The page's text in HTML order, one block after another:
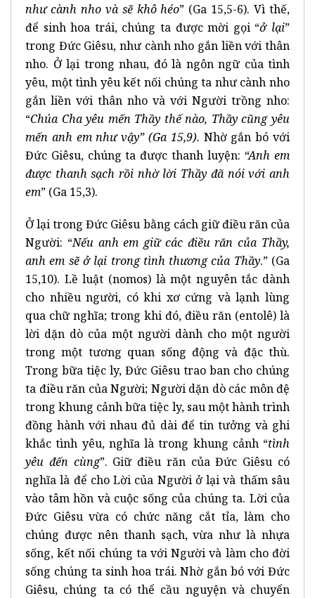
như cành nho và sẽ khô héo” (Ga 15,5-6). Vì thế,
để sinh hoa trái, chúng ta được mời gọi “ở lại”
trong Đức Giêsu, như cành nho gắn liền với thân
nho. Ở lại trong nhau, đó là ngôn ngữ của tình
yêu, một tình yêu kết nối chúng ta như cành nho
gắn liền với thân nho và với Người trồng nho:
“Chúa Cha yêu mến Thầy thế nào, Thầy cũng yêu
mến anh em như vậy” (Ga 15,9). Nhờ gắn bó với
Đức Giêsu, chúng ta được thanh luyện: “Anh em
được thanh sạch rồi nhờ lời Thầy đã nói với anh
em” (Ga 15,3).
Ở lại trong Đức Giêsu bằng cách giữ điều răn của
Người: “Nếu anh em giữ các điều răn của Thầy,
anh em sẽ ở lại trong tình thương của Thầy.” (Ga
15,10). Lề luật (nomos) là một nguyên tắc dành
cho nhiều người, có khi xơ cứng và lạnh lùng
qua chữ nghĩa; trong khi đó, điều răn (entolê) là
lời dặn dò của một người dành cho một người
trong một tương quan sống động và đặc thù.
Trong bữa tiệc ly, Đức Giêsu trao ban cho chúng
ta điều răn của Người; Người dặn dò các môn đệ
trong khung cảnh bữa tiệc ly, sau một hành trình
đồng hành với nhau đủ dài để tin tưởng và ghi
khắc tình yêu, nghĩa là trong khung cảnh “tình
yêu đến cùng”. Giữ điều răn của Đức Giêsu có
nghĩa là để cho Lời của Người ở lại và thấm sâu
vào tâm hồn và cuộc sống của chúng ta. Lời của
Đức Giêsu vừa có chức năng cắt tỉa, làm cho
chúng được nên thanh sạch, vừa như là nhựa
sống, kết nối chúng ta với Người và làm cho đời
sống chúng ta sinh hoa trái. Nhờ gắn bó với Đức
Giêsu, chúng ta có thể cầu nguyện và chuyển